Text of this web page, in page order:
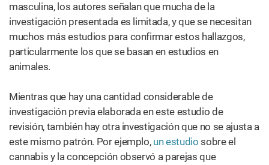
masculina, los autores señalan que mucha de la
investigación presentada es limitada, y que se necesitan
muchos más estudios para confirmar estos hallazgos,
particularmente los que se basan en estudios en
animales.
Mientras que hay una cantidad considerable de
investigación previa elaborada en este estudio de
revisión, también hay otra investigación que no se ajusta a
este mismo patrón. Por ejemplo, un estudio sobre el
cannabis y la concepción observó a parejas que